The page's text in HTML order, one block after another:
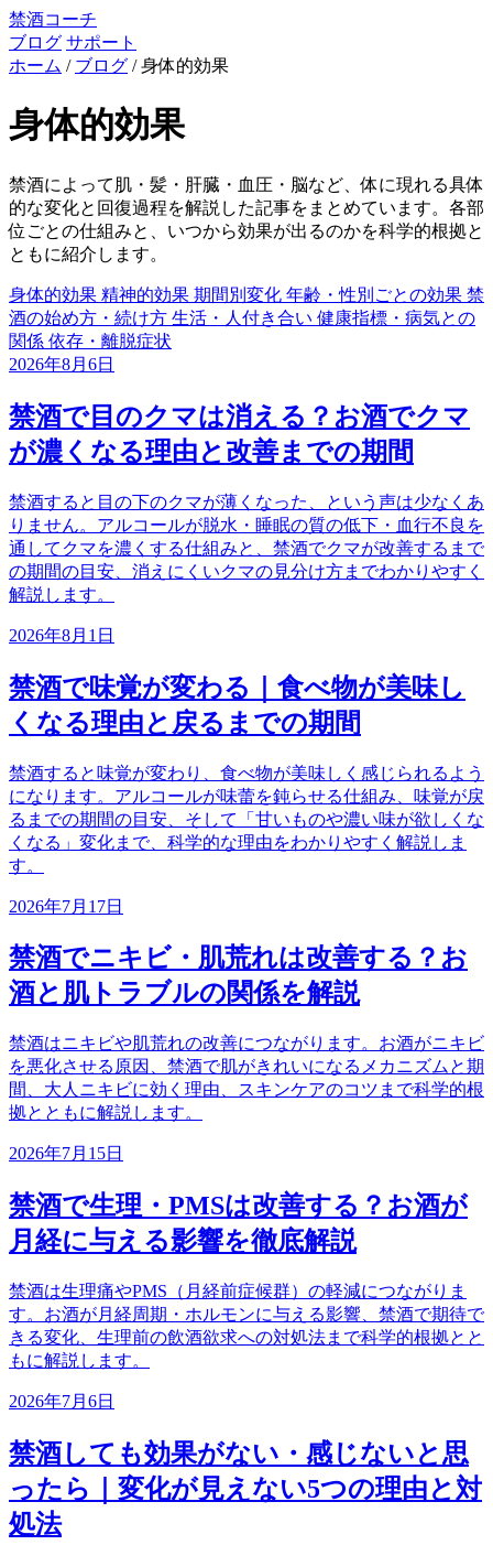
禁酒コーチ
ブログ サポート
ホーム / ブログ / 身体的効果
身体的効果
禁酒によって肌・髪・肝臓・血圧・脳など、体に現れる具体
的な変化と回復過程を解説した記事をまとめています。各部
位ごとの仕組みと、いつから効果が出るのかを科学的根拠と
ともに紹介します。
身体的効果 精神的効果 期間別変化 年齢・性別ごとの効果 禁
酒の始め方・続け方 生活・人付き合い 健康指標・病気との
関係 依存・離脱症状
2026年8月6日
禁酒で目のクマは消える？お酒でクマ
が濃くなる理由と改善までの期間
禁酒すると目の下のクマが薄くなった、という声は少なくあ
りません。アルコールが脱水・睡眠の質の低下・血行不良を
通してクマを濃くする仕組みと、禁酒でクマが改善するまで
の期間の目安、消えにくいクマの見分け方までわかりやすく
解説します。
2026年8月1日
禁酒で味覚が変わる｜食べ物が美味し
くなる理由と戻るまでの期間
禁酒すると味覚が変わり、食べ物が美味しく感じられるよう
になります。アルコールが味蕾を鈍らせる仕組み、味覚が戻
るまでの期間の目安、そして「甘いものや濃い味が欲しくな
くなる」変化まで、科学的な理由をわかりやすく解説しま
す。
2026年7月17日
禁酒でニキビ・肌荒れは改善する？お
酒と肌トラブルの関係を解説
禁酒はニキビや肌荒れの改善につながります。お酒がニキビ
を悪化させる原因、禁酒で肌がきれいになるメカニズムと期
間、大人ニキビに効く理由、スキンケアのコツまで科学的根
拠とともに解説します。
2026年7月15日
禁酒で生理・PMSは改善する？お酒が
月経に与える影響を徹底解説
禁酒は生理痛やPMS（月経前症候群）の軽減につながりま
す。お酒が月経周期・ホルモンに与える影響、禁酒で期待で
きる変化、生理前の飲酒欲求への対処法まで科学的根拠とと
もに解説します。
2026年7月6日
禁酒しても効果がない・感じないと思
ったら｜変化が見えない5つの理由と対
処法